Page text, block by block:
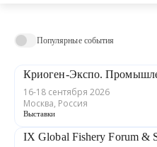
Популярные события
Криоген-Экспо.
16-18 сентября 2026
Москва, Россия
Выставки
IX Global Fishery Forum &